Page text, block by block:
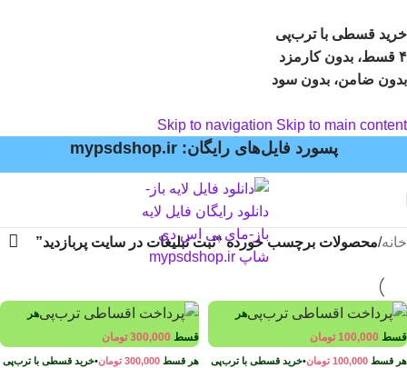
خرید قسطی با ترب‌پی
۴ قسط، بدون کارمزد
بدون ضامن، بدون سود
Skip to navigation Skip to main content
پسورد فایل‌های رایگان: mypsdshop.ir
خانه/محصولات برچسب خورده “ثبت تبلیغات در سایت پربازدید”
هر
قسط 100,000 تومان
هر قسط 100,000 تومان•خرید قسطی با ترب‌پی
هر
قسط 300,000 تومان
هر قسط 300,000 تومان•خرید قسطی با ترب‌پی